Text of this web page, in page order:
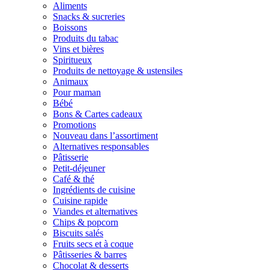
Aliments
Snacks & sucreries
Boissons
Produits du tabac
Vins et bières
Spiritueux
Produits de nettoyage & ustensiles
Animaux
Pour maman
Bébé
Bons & Cartes cadeaux
Promotions
Nouveau dans l’assortiment
Alternatives responsables
Pâtisserie
Petit-déjeuner
Café & thé
Ingrédients de cuisine
Cuisine rapide
Viandes et alternatives
Chips & popcorn
Biscuits salés
Fruits secs et à coque
Pâtisseries & barres
Chocolat & desserts